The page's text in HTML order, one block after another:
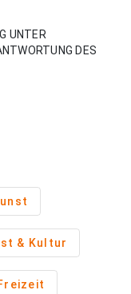
UNTER
DES
& Kultur